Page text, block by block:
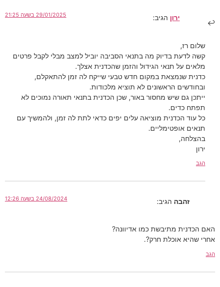
ירון הגיב: 29/01/2025 בשעה 21:25
שלום רז,
קשה לדעת בדיוק מה בתנאי הסביבה יוביל למצב מבלי לקבל פרטים
מלאים על תנאי הגידול והזמן שהכדנית אצלך.
כדנית שנמצאת במקום חדש טבעי שייקח לה זמן להתאקלם,
ובחודשים הראשונים לא תוציא מלכודות.
ייתכן גם שיש מחסור באור, שכן הכדנית בתנאי תאורה נמוכים לא
תפתח כדים.
כל עוד הכדנית מוציאה עלים יפים כדאי לתת לה זמן, ולהמשיך עם
תנאים אופטימליים.
בהצלחה,
ירון
הגב
זהבה הגיב: 24/08/2024 בשעה 12:26
האם הכדנית מתיבשת כמו אדיוונה?
אחרי שהיא אוכלת חרק?.
הגב